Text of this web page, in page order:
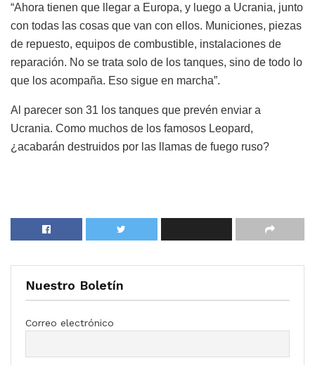
“Ahora tienen que llegar a Europa, y luego a Ucrania, junto
con todas las cosas que van con ellos. Municiones, piezas
de repuesto, equipos de combustible, instalaciones de
reparación. No se trata solo de los tanques, sino de todo lo
que los acompaña. Eso sigue en marcha”.
Al parecer son 31 los tanques que prevén enviar a
Ucrania. Como muchos de los famosos Leopard,
¿acabarán destruidos por las llamas de fuego ruso?
Nuestro Boletín
Correo electrónico